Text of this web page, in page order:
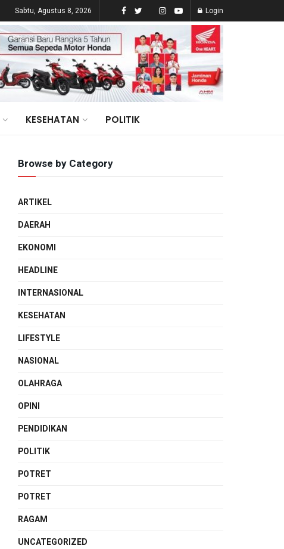
Sabtu, Agustus 8, 2026 Login
KESEHATAN POLITIK
Browse by Category
ARTIKEL
DAERAH
EKONOMI
HEADLINE
INTERNASIONAL
KESEHATAN
LIFESTYLE
NASIONAL
OLAHRAGA
OPINI
PENDIDIKAN
POLITIK
POTRET
POTRET
RAGAM
UNCATEGORIZED